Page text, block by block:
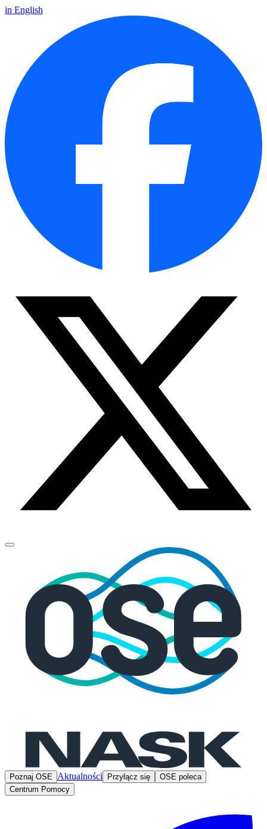
in English
Poznaj OSE Aktualności Przyłącz się
OSE poleca
Centrum Pomocy